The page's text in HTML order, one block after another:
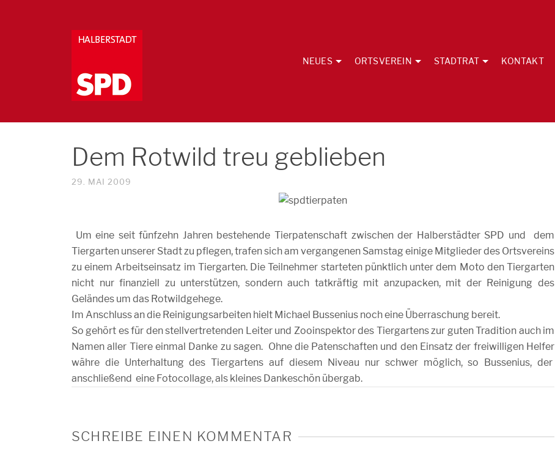
NEUES ORTSVEREIN STADTRAT KONTAKT
Dem Rotwild treu geblieben
29. MAI 2009
Um eine seit fünfzehn Jahren bestehende Tierpatenschaft zwischen der Halberstädter SPD und dem
Tiergarten unserer Stadt zu pflegen, trafen sich am vergangenen Samstag einige Mitglieder des Ortsvereins
zu einem Arbeitseinsatz im Tiergarten. Die Teilnehmer starteten pünktlich unter dem Moto den Tiergarten
nicht nur finanziell zu unterstützen, sondern auch tatkräftig mit anzupacken, mit der Reinigung des
Geländes um das Rotwildgehege.
Im Anschluss an die Reinigungsarbeiten hielt Michael Bussenius noch eine Überraschung bereit.
So gehört es für den stellvertretenden Leiter und Zooinspektor des Tiergartens zur guten Tradition auch im
Namen aller Tiere einmal Danke zu sagen. Ohne die Patenschaften und den Einsatz der freiwilligen Helfer
währe die Unterhaltung des Tiergartens auf diesem Niveau nur schwer möglich, so Bussenius, der
anschließend eine Fotocollage, als kleines Dankeschön übergab.
SCHREIBE EINEN KOMMENTAR